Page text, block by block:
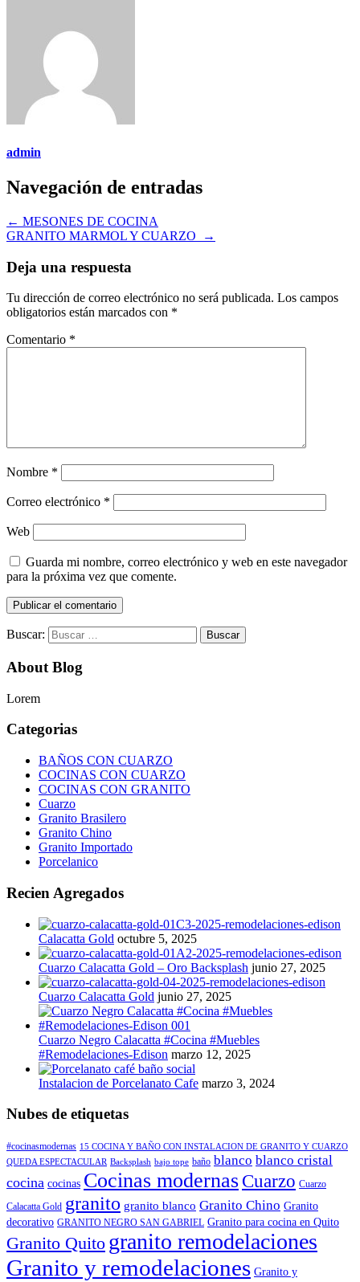
admin
Navegación de entradas
← MESONES DE COCINA
GRANITO MARMOL Y CUARZO
→
Deja una respuesta
Tu dirección de correo electrónico no será publicada. Los campos
obligatorios están marcados con *
Comentario *
Nombre *
Correo electrónico *
Web
Guarda mi nombre, correo electrónico y web en este navegador
para la próxima vez que comente.
Buscar:
About Blog
Lorem
Categorias
BAÑOS CON CUARZO
COCINAS CON CUARZO
COCINAS CON GRANITO
Cuarzo
Granito Brasilero
Granito Chino
Granito Importado
Porcelanico
Recien Agregados
Calacatta Gold octubre 5, 2025
Cuarzo Calacatta Gold – Oro Backsplash junio 27, 2025
Cuarzo Calacatta Gold junio 27, 2025
Cuarzo Negro Calacatta #Cocina #Muebles
#Remodelaciones-Edison marzo 12, 2025
Instalacion de Porcelanato Cafe marzo 3, 2024
Nubes de etiquetas
#cocinasmodernas 15 COCINA Y BAÑO CON INSTALACION DE GRANITO Y CUARZO
QUEDA ESPECTACULAR Backsplash bajo tope baño blanco blanco cristal
cocina cocinas Cocinas modernas Cuarzo Cuarzo
Calacatta Gold granito granito blanco Granito Chino Granito
decorativo GRANITO NEGRO SAN GABRIEL Granito para cocina en Quito
Granito Quito granito remodelaciones
Granito y remodelaciones Granito y